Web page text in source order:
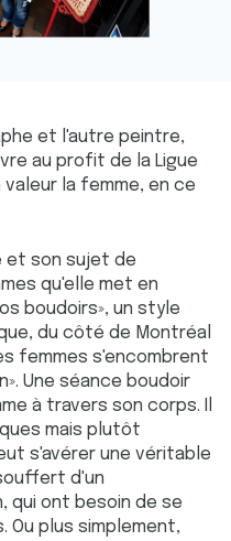
et l'autre peintre,
au profit de la Ligue
la femme, en ce
et son sujet de
qu'elle met en
boudoirs», un style
du côté de Montréal
femmes s'encombrent
Une séance boudoir
à travers son corps. Il
mais plutôt
s'avérer une véritable
d'un
qui ont besoin de se
Ou plus simplement,